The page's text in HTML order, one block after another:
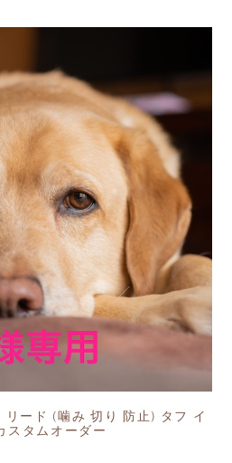
ード (噛み 切り 防止) タフ イ
スタムオーダー